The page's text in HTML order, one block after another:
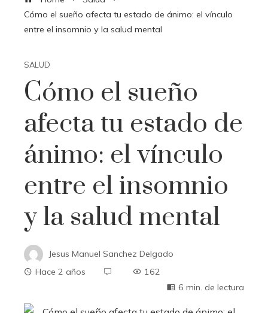
Cómo el sueño afecta tu estado de ánimo: el vínculo
entre el insomnio y la salud mental
SALUD
Cómo el sueño
afecta tu estado de
ánimo: el vínculo
entre el insomnio
y la salud mental
Jesus Manuel Sanchez Delgado
Hace 2 años
162
6 min. de lectura